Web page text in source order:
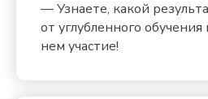
— Узнаете, какой
от углубленного
нем участие!